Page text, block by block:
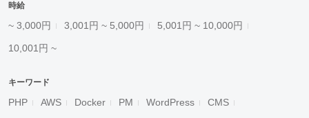
時給
~ 3,000円 3,001円 ~ 5,000円 5,001円 ~ 10,000円
10,001円 ~
キーワード
PHP AWS Docker PM WordPress CMS